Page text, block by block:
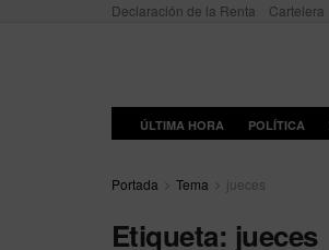
Declaración de la Renta Cartelera
ÚLTIMA HORA POLÍTICA
Portada Tema jueces
Etiqueta: jueces